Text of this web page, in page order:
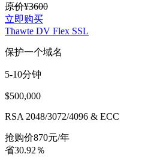
原价¥3600
立即购买
Thawte DV Flex SSL
保护一个域名
5-10分钟
$500,000
RSA 2048/3072/4096 & ECC
抢购价870元/年
省30.92％